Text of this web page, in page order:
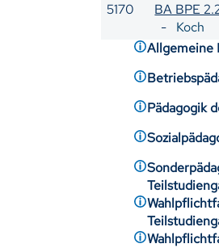
5170
BA BPE
- Koch
Allgemeine
Pädagogik